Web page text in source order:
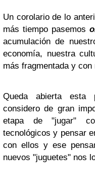
Un corolario de lo
más tiempo pasemos
acumulación de
economía, nuestra
más fragmentada y
Queda abierta esta
considero de gran
etapa de "jugar"
tecnológicos y pensar
con ellos y ese
nuevos "juguetes" nos